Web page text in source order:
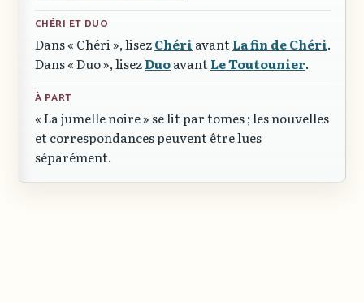
CHÉRI ET DUO
Dans« Chéri », lisezChéri avantLa fin de Chéri.
Dans« Duo », lisezDuoavantLe Toutounier.
À PART
« La jumelle noire » se lit par tomes ; les nouvelles
et correspondances peuvent être lues
séparément.